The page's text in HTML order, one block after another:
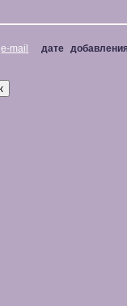
e-mail дате